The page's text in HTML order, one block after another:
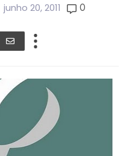
junho 20, 2011 0